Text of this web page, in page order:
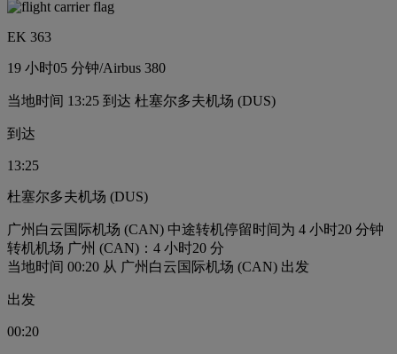
EK 363
19 小时05 分钟/Airbus 380
当地时间 13:25 到达 杜塞尔多夫机场 (DUS)
到达
13:25
杜塞尔多夫机场 (DUS)
广州白云国际机场 (CAN) 中途转机停留时间为 4 小时20 分钟
转机机场 广州 (CAN)：4 小时20 分
当地时间 00:20 从 广州白云国际机场 (CAN) 出发
出发
00:20